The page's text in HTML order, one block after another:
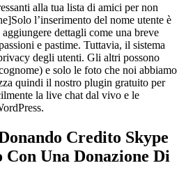
alla tua lista di amici per non
l’inserimento del nome utente è
dettagli come una breve
e pastime. Tuttavia, il sistema
degli utenti. Gli altri possono
e solo le foto che noi abbiamo
quindi il nostro plugin gratuito per
la live chat dal vivo e le
Credito Skype
Una Donazione Di